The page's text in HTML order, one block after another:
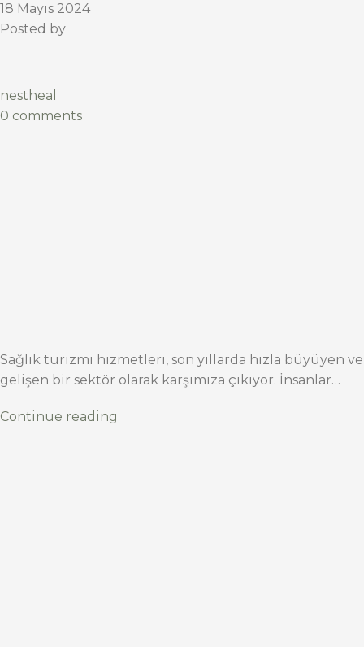
18 Mayıs 2024
Posted by
nestheal
0 comments
Sağlık turizmi hizmetleri, son yıllarda hızla büyüyen ve
gelişen bir sektör olarak karşımıza çıkıyor. İnsanlar…
Continue reading